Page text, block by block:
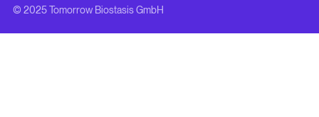
© 2025 Tomorrow Biostasis GmbH